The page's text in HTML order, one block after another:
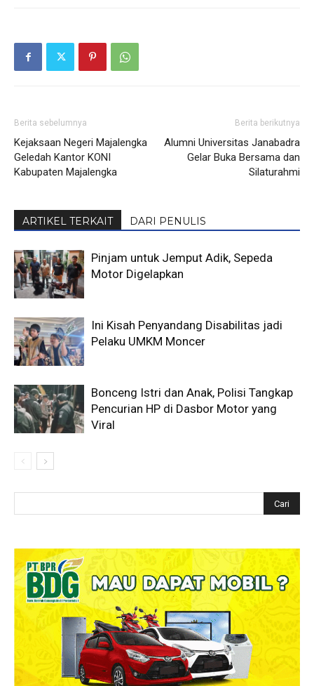
Berita sebelumnya
Kejaksaan Negeri Majalengka
Geledah Kantor KONI
Kabupaten Majalengka
Berita berikutnya
Alumni Universitas Janabadra
Gelar Buka Bersama dan
Silaturahmi
ARTIKEL TERKAIT DARI PENULIS
Pinjam untuk Jemput Adik, Sepeda
Motor Digelapkan
Ini Kisah Penyandang Disabilitas jadi
Pelaku UMKM Moncer
Bonceng Istri dan Anak, Polisi Tangkap
Pencurian HP di Dasbor Motor yang
Viral